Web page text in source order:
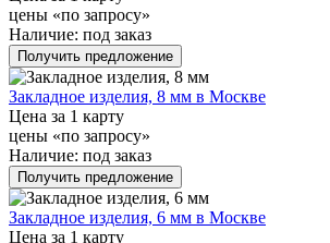
цены «по запросу»
Наличие: под заказ
Получить предложение
Закладное изделия, 8 мм в Москве
Цена за 1 карту
цены «по запросу»
Наличие: под заказ
Получить предложение
Закладное изделия, 6 мм в Москве
Цена за 1 карту